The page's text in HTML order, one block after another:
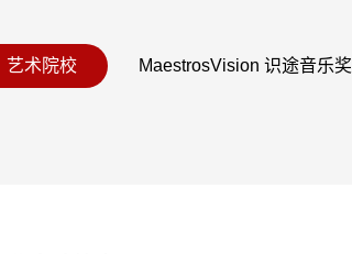
艺术院校 MaestrosVision 识途音乐奖